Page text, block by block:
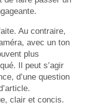
Au contraire,
avec un ton
plus
Il peut s’agir
d’une question
clair et concis.